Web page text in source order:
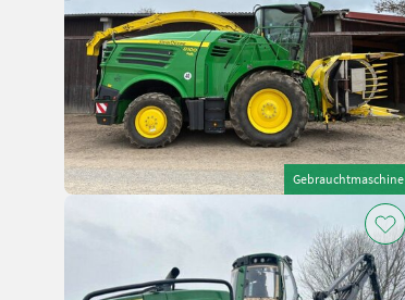
Gebrauchtmaschine